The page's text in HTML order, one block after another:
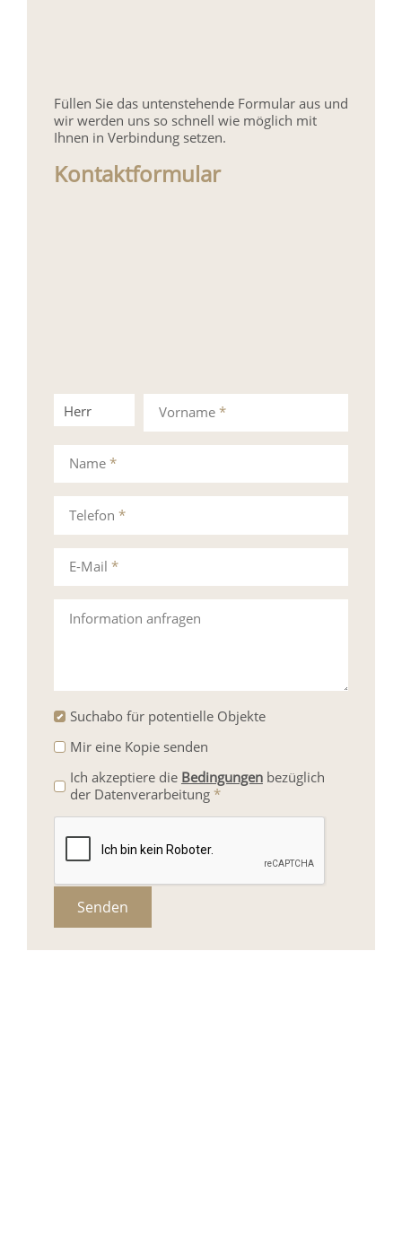
Füllen Sie das untenstehende Formular aus und
wir werden uns so schnell wie möglich mit
Ihnen in Verbindung setzen.
Kontaktformular
Herr Frau
Vorname *
Telefon *
Information anfragen
Name *
E-Mail *
Suchabo für potentielle Objekte
Mir eine Kopie senden
Ich akzeptiere die Bedingungenbezüglich
der Datenverarbeitung *
Senden